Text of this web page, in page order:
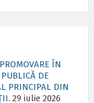
ÎN
DE
PRINCIPAL DIN
29 iulie 2026